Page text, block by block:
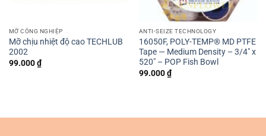
MỠ CÔNG NGHIỆP
Mỡ chịu nhiệt độ cao TECHLUB
2002
99.000₫
ANTI-SEIZE TECHNOLOGY
16050F, POLY-TEMP® MD PTFE
Tape — Medium Density – 3/4″ x
520″ – POP Fish Bowl
99.000₫